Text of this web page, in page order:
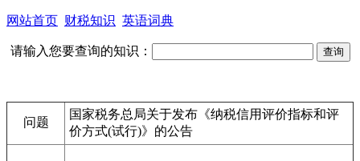
网站首页 财税知识 英语词典
请输入您要查询的知识：
问题
国家税务总局关于发布《纳税信用评价指标和评
价方式(试行)》的公告